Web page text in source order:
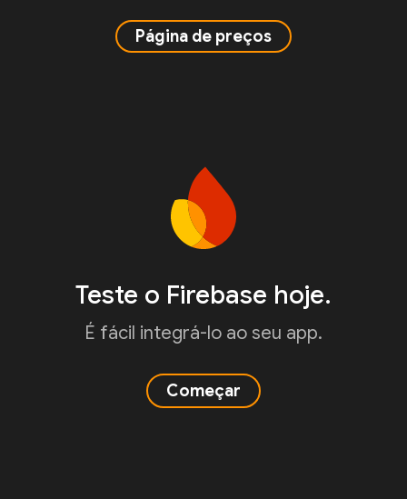
Página de preços
Teste o Firebase hoje.
É fácil integrá-lo ao seu app.
Começar